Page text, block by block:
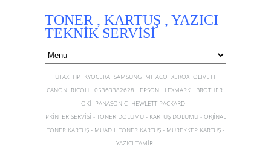
TONER , KARTUŞ , YAZICI
TEKNİK SERVİSİ
UTAX HP KYOCERA SAMSUNG MİTACO XEROX OLİVETTİ
CANON RİCOH 05363382628 EPSON LEXMARK BROTHER
OKİ PANASONİC HEWLETT PACKARD
PRİNTER SERVİSİ - TONER DOLUMU - KARTUŞ DOLUMU - ORJİNAL
TONER KARTUŞ - MUADİL TONER KARTUŞ - MÜREKKEP KARTUŞ -
YAZICI TAMİRİ